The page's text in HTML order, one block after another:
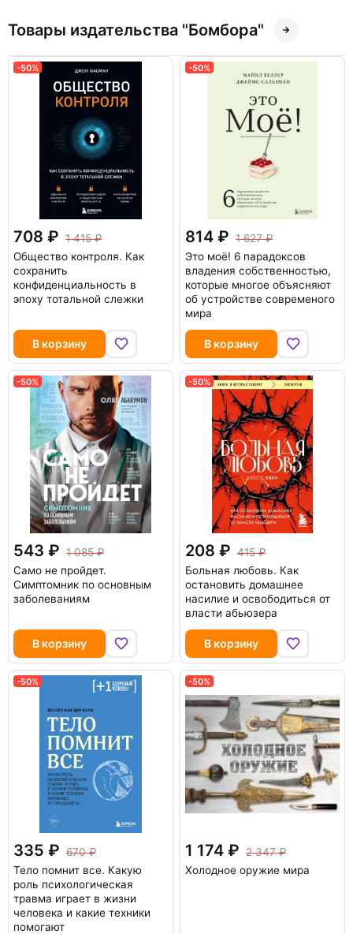
Товары издательства "Бомбора"
-50%
708
1 415
Общество контроля. Как
сохранить
конфиденциальность в
эпоху тотальной слежки
В корзину
-50%
814
1 627
Это моё! 6 парадоксов
владения собственностью,
которые многое объясняют
об устройстве современого
мира
В корзину
-50%
543
1 085
Само не пройдет.
Симптомник по основным
заболеваниям
В корзину
-50%
208
415
Больная любовь. Как
остановить домашнее
насилие и освободиться от
власти абьюзера
В корзину
-50%
335
670
Тело помнит все. Какую
роль психологическая
травма играет в жизни
человека и какие техники
помогают
-50%
1 174
2 347
Холодное оружие мира